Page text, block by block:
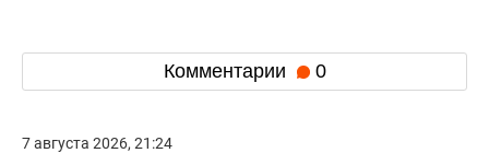
Комментарии 0
7 августа 2026, 21:24